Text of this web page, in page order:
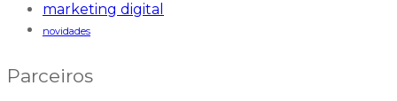
marketing digital
novidades
Parceiros